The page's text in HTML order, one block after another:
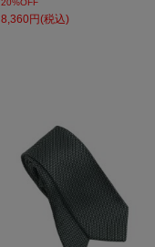
20%OFF
8,360円(税込)